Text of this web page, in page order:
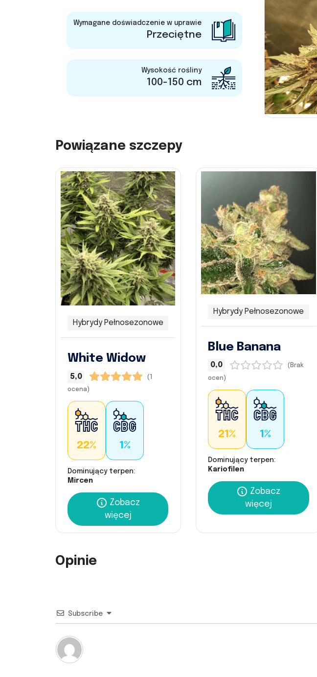
Wymagane doświadczenie w uprawie
Przeciętne
Wysokość rośliny
100-150 cm
Powiązane szczepy
Hybrydy Pełnosezonowe
White Widow
5,0
(1
ocena)
22% 1%
Dominujący terpen:
Mircen
Zobacz
więcej
Hybrydy Pełnosezonowe
Blue Banana
0,0
(Brak
ocen)
21% 1%
Dominujący terpen:
Kariofilen
Zobacz
więcej
Opinie
Subscribe